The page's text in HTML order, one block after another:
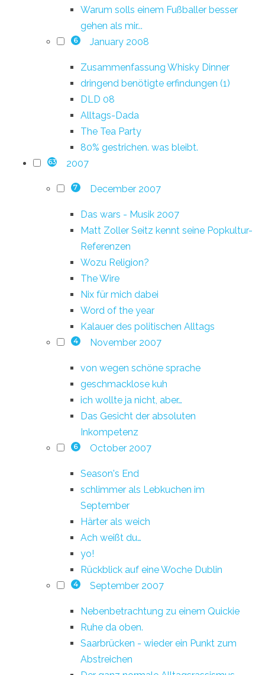
Warum solls einem Fußballer besser
gehen als mir...
6 January 2008
Zusammenfassung Whisky Dinner
dringend benötigte erfindungen (1)
DLD 08
Alltags-Dada
The Tea Party
80% gestrichen. was bleibt.
63 2007
7 December 2007
Das wars - Musik 2007
Matt Zoller Seitz kennt seine Popkultur-
Referenzen
Wozu Religion?
The Wire
Nix für mich dabei
Word of the year
Kalauer des politischen Alltags
4 November 2007
von wegen schöne sprache
geschmacklose kuh
ich wollte ja nicht, aber…
Das Gesicht der absoluten
Inkompetenz
6 October 2007
Season's End
schlimmer als Lebkuchen im
September
Härter als weich
Ach weißt du…
yo!
Rückblick auf eine Woche Dublin
4 September 2007
Nebenbetrachtung zu einem Quickie
Ruhe da oben.
Saarbrücken - wieder ein Punkt zum
Abstreichen